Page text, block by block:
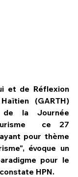
et de Réflexion
(GARTH)
la Journée
ce 27
pour thème
évoque un
pour le
HPN.